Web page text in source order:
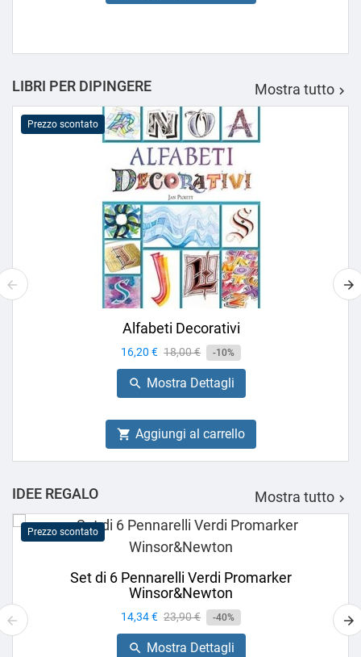
LIBRI PER DIPINGERE Mostra tutto 
Prezzo scontato
Alfabeti Decorativi
Prezzo
16,20 € Prezzo
base
18,00 € -10%
 Mostra Dettagli
 Aggiungi al carrello
IDEE REGALO Mostra tutto 
Prezzo scontato
Set di 6 Pennarelli Verdi Promarker
Winsor&Newton
Prezzo
14,34 € Prezzo
base
23,90 € -40%
 Mostra Dettagli